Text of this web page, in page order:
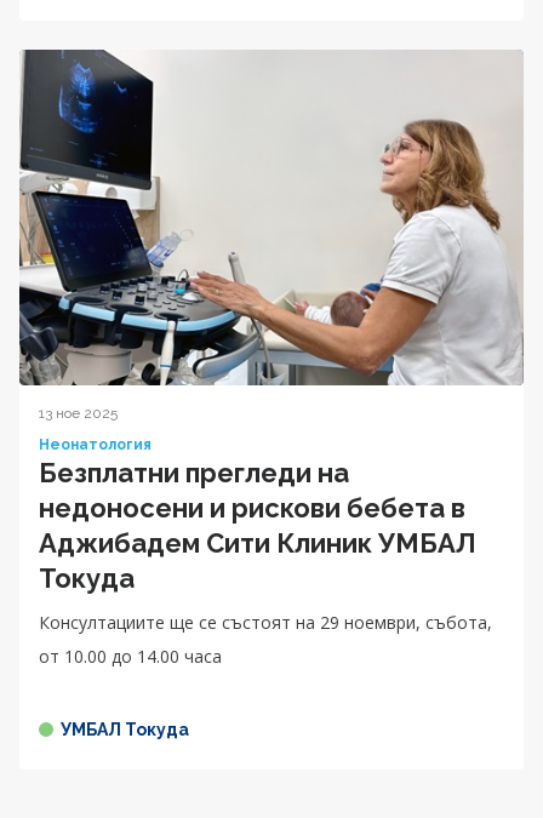
13 ное 2025
Неонатология
Безплатни прегледи на
недоносени и рискови бебета в
Аджибадем Сити Клиник УМБАЛ
Токуда
Консултациите ще се състоят на 29 ноември, събота,
от 10.00 до 14.00 чaса
УМБАЛ Токуда